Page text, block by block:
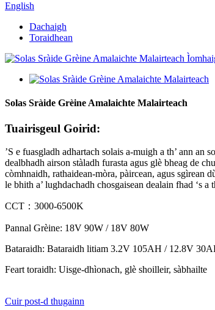
English
Dachaigh
Toraidhean
Solas Sràide Grèine Amalaichte Malairteach
Tuairisgeul Goirid:
’S e fuasgladh adhartach solais a-muigh a th’ ann an
dealbhadh airson stàladh furasta agus glè bheag de
còmhnaidh, rathaidean-mòra, pàircean, agus sgìrean
le bhith a’ lughdachadh chosgaisean dealain fhad ‘s
CCT：3000-6500K
Pannal Grèine: 18V 90W / 18V 80W
Bataraidh: Bataraidh litiam 3.2V 105AH / 12.8V
Feart toraidh: Uisge-dhìonach, glè shoilleir, sàbhailte
Cuir post-d thugainn